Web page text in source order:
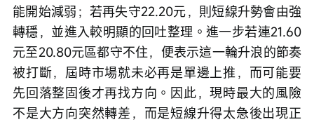
能開始減弱；若再失守22.20元，則短線升勢會由強
轉穩，並進入較明顯的回吐整理。進一步若連21.60
元至20.80元區都守不住，便表示這一輪升浪的節奏
被打斷，屆時市場就未必再是單邊上推，而可能要
先回落整固後才再找方向。因此，現時最大的風險
不是大方向突然轉差，而是短線升得太急後出現正